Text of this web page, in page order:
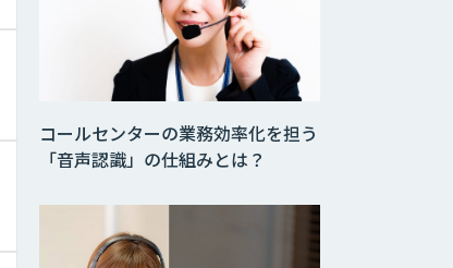
コールセンターの業務効率化を担う
「音声認識」の仕組みとは？